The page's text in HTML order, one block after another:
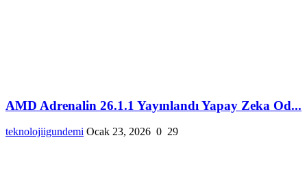
AMD Adrenalin 26.1.1 Yayınlandı Yapay Zeka Od...
teknolojiigundemi Ocak 23, 2026 0 29